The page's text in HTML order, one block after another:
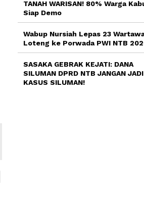
TANAH WARISAN! 80% Warga
Siap Demo
Wabup Nursiah Lepas 23
Loteng ke Porwada PWI NTB
SASAKA GEBRAK KEJATI: DANA
SILUMAN DPRD NTB JANGAN JADI
KASUS SILUMAN!